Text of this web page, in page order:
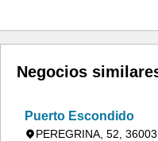
Negocios
Puerto Escondido
PEREGRINA, 52,